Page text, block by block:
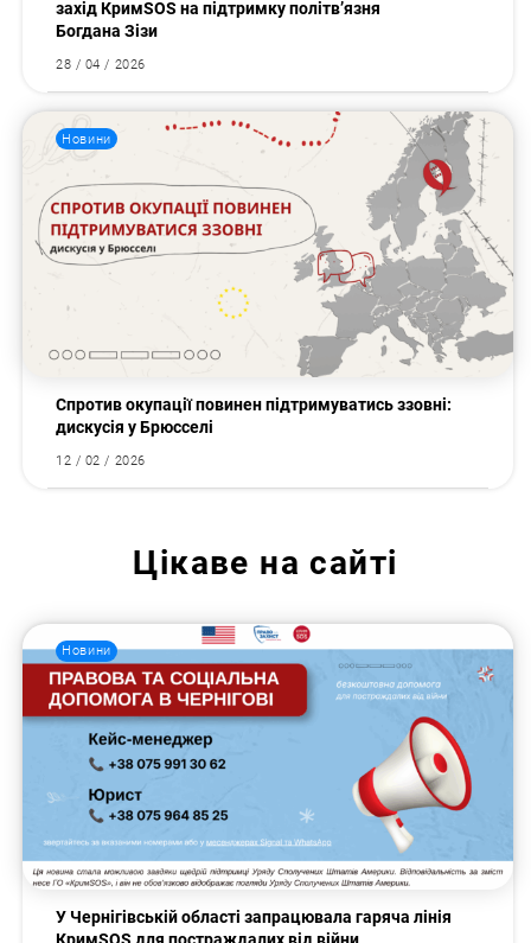
захід КримSOS на підтримку політв’язня
Богдана Зізи
28 / 04 / 2026
Новини
Спротив окупації повинен підтримуватись ззовні:
дискусія у Брюсселі
12 / 02 / 2026
Цікаве на сайті
Новини
У Чернігівській області запрацювала гаряча лінія